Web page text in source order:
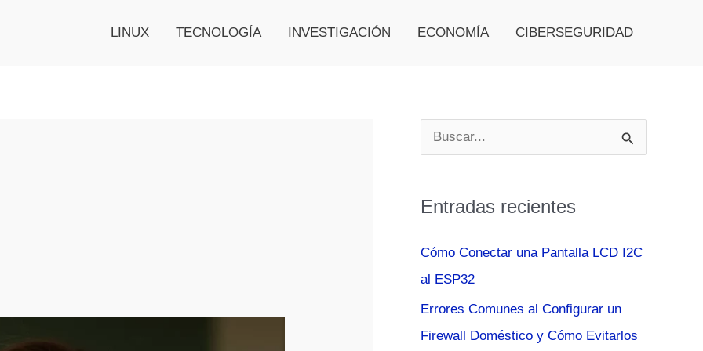
LINUX TECNOLOGÍA INVESTIGACIÓN ECONOMÍA CIBERSEGURIDAD
u
c
o
r
Entradas recientes
Cómo Conectar una Pantalla LCD I2C
al ESP32
Errores Comunes al Configurar un
Firewall Doméstico y Cómo Evitarlos